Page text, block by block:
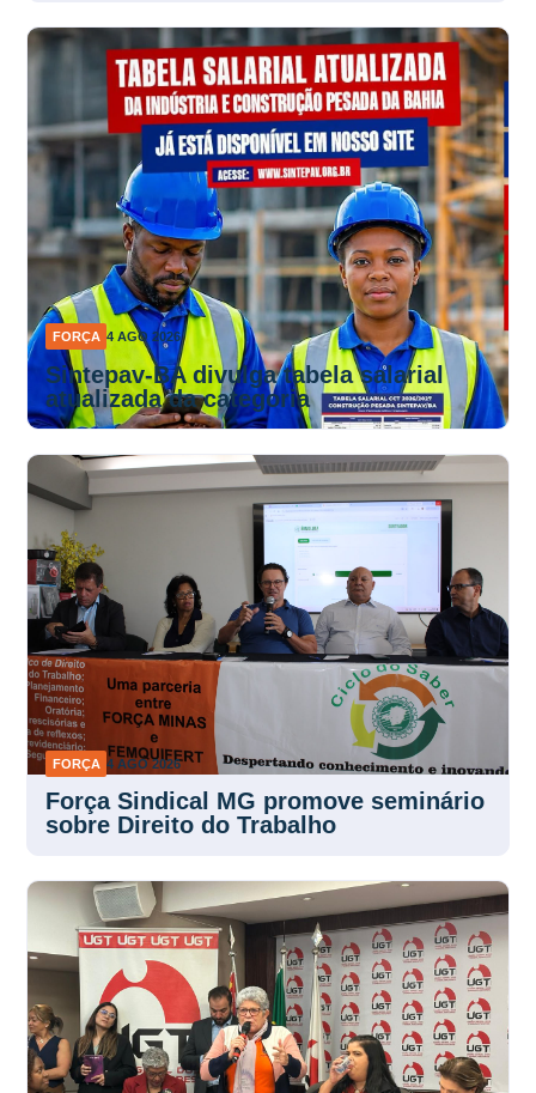
FORÇA 4 AGO 2026
Sintepav-BA divulga tabela salarial
atualizada da categoria
FORÇA 4 AGO 2026
Força Sindical MG promove seminário
sobre Direito do Trabalho